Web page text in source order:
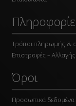
Τρόποι πληρωμής &
Επιστροφές – Αλλαγής
Όροι
Προσωπικά δεδομένα